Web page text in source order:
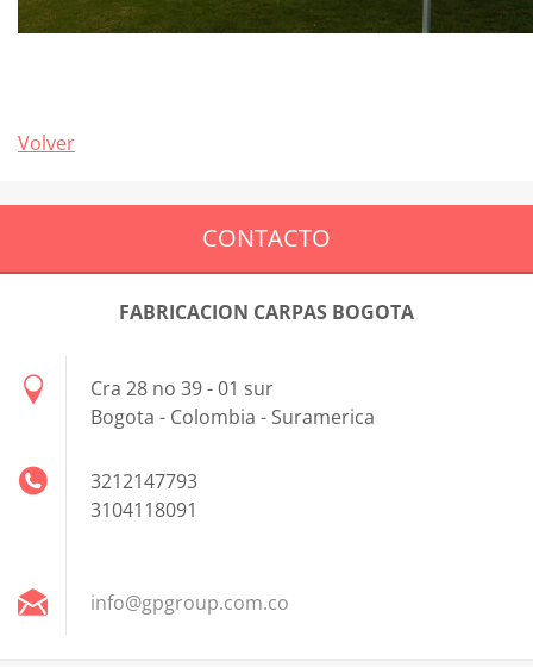
Volver
CONTACTO
FABRICACION CARPAS BOGOTA
Cra 28 no 39 - 01 sur
Bogota - Colombia - Suramerica
3212147793
3104118091
info@gpgroup.com.co